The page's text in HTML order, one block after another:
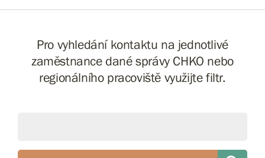
Pro vyhledání kontaktu na jednotlivé
zaměstnance dané správy CHKO nebo
regionálního pracoviště využijte filtr.